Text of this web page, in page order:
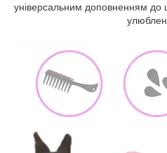
універсальним доповненням